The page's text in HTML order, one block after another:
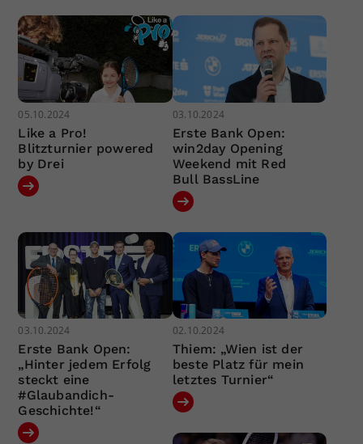
05.10.2024
Like a Pro!
Blitzturnier powered
by Drei
03.10.2024
Erste Bank Open:
win2day Opening
Weekend mit Red
Bull BassLine
03.10.2024
Erste Bank Open:
„Hinter jedem Erfolg
steckt eine
#Glaubandich-
Geschichte!“
02.10.2024
Thiem: „Wien ist der
beste Platz für mein
letztes Turnier“